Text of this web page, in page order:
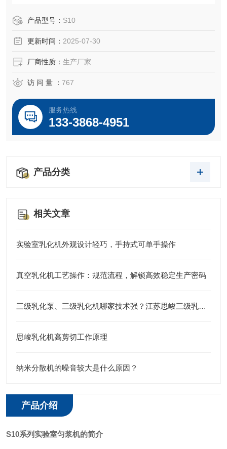
用。产品型号： S10
更新时间： 2025-07-30
厂商性质： 生产厂家
访 问 量 ： 767
服务热线
133-3868-4951
产品分类
相关文章
实验室乳化机外观设计轻巧，手持式可单手操作
真空乳化机工艺操作：规范流程，解锁高效稳定生产密码
三级乳化泵、三级乳化机哪家技术强？江苏思峻三级乳化头给出答案
思峻乳化机高剪切工作原理
纳米分散机的噪音较大是什么原因？
产品介绍
S10系列实验室匀浆机的简介